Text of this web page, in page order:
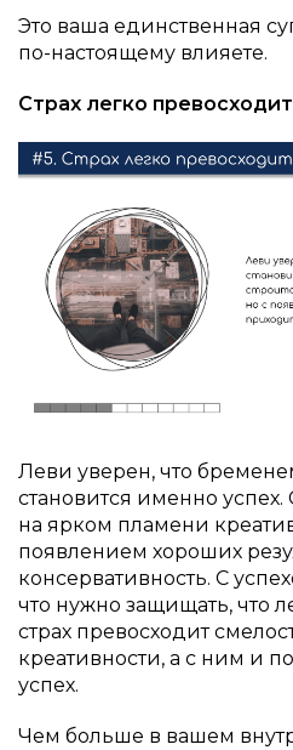
Это ваша единственная
по-настоящему влияете.
Страх легко
Леви уверен, что
становится именно успех.
на ярком пламени
появлением хороших
консервативность. С
что нужно защищать, что
страх превосходит
креативности, а с ним и
успех.
Чем больше в вашем